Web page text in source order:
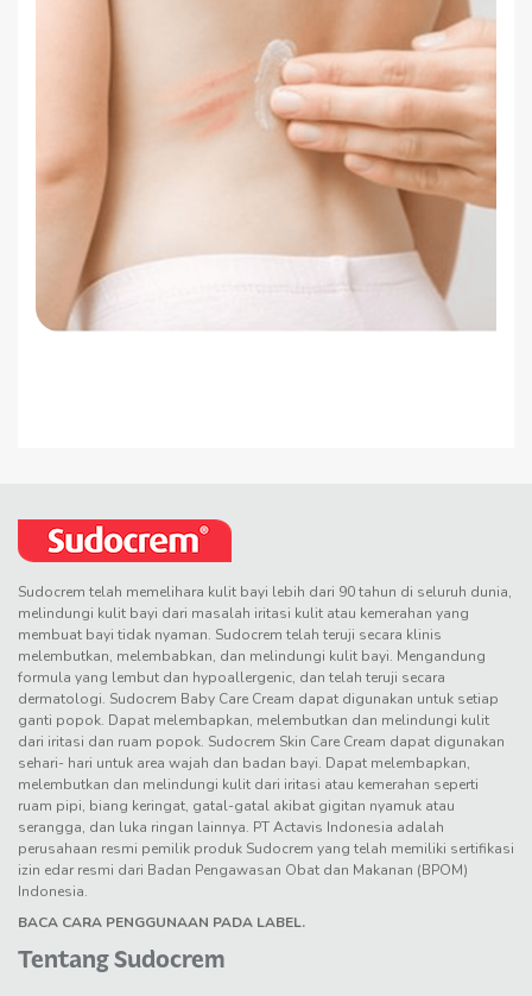
Sudocrem telah memelihara kulit bayi lebih dari 90 tahun di seluruh dunia,
melindungi kulit bayi dari masalah iritasi kulit atau kemerahan yang
membuat bayi tidak nyaman. Sudocrem telah teruji secara klinis
melembutkan, melembabkan, dan melindungi kulit bayi. Mengandung
formula yang lembut dan hypoallergenic, dan telah teruji secara
dermatologi. Sudocrem Baby Care Cream dapat digunakan untuk setiap
ganti popok. Dapat melembapkan, melembutkan dan melindungi kulit
dari iritasi dan ruam popok. Sudocrem Skin Care Cream dapat digunakan
sehari- hari untuk area wajah dan badan bayi. Dapat melembapkan,
melembutkan dan melindungi kulit dari iritasi atau kemerahan seperti
ruam pipi, biang keringat, gatal-gatal akibat gigitan nyamuk atau
serangga, dan luka ringan lainnya. PT Actavis Indonesia adalah
perusahaan resmi pemilik produk Sudocrem yang telah memiliki sertifikasi
izin edar resmi dari Badan Pengawasan Obat dan Makanan (BPOM)
Indonesia.
BACA CARA PENGGUNAAN PADA LABEL.
Tentang Sudocrem